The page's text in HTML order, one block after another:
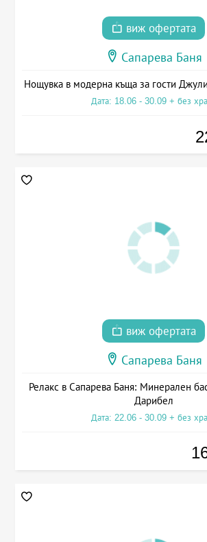
виж офертата
Сапарева Баня
Нощувка в модерна къща за гости
Дата: 18.06 - 30.09 + без
виж офертата
Сапарева Баня
Релакс в Сапарева Баня: Минерален
Дарибел
Дата: 22.06 - 30.09 + без